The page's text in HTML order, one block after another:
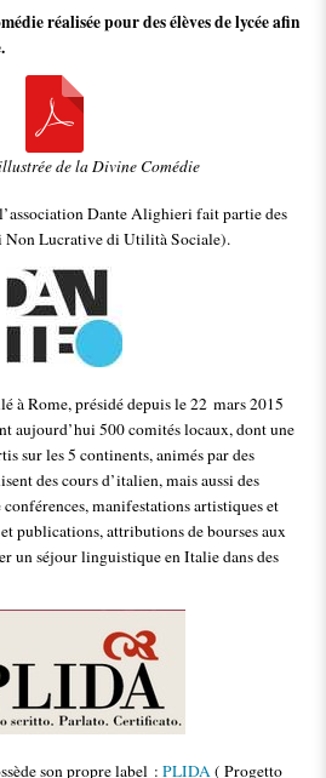
réalisée pour des élèves de lycée afin
de la Divine Comédie
Dante Alighieri fait partie des
Lucrative di Utilità Sociale).
à Rome, présidé depuis le 22 mars 2015
aujourd’hui 500 comités locaux, dont une
sur les 5 continents, animés par des
des cours d’italien, mais aussi des
manifestations artistiques et
publications, attributions de bourses aux
un séjour linguistique en Italie dans des
son propre label :PLIDA( Progetto